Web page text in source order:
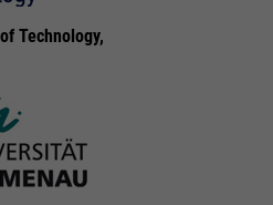
Technology,